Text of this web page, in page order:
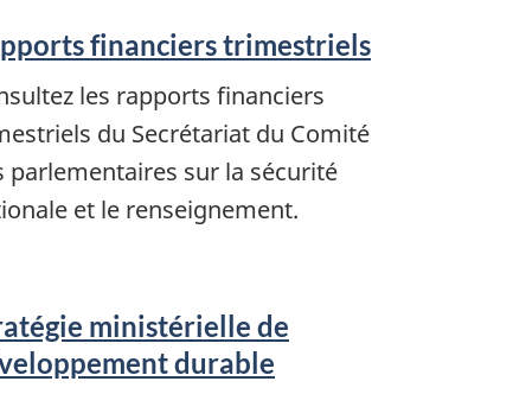
financiers trimestriels
les rapports financiers
du Secrétariat du Comité
parlementaires sur la sécurité
et le renseignement.
ministérielle de
durable